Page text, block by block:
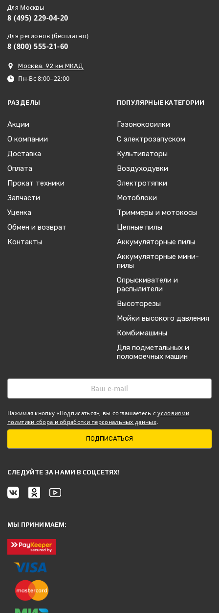
Для Москвы
8 (495) 229-04-20
Для регионов (бесплатно)
8 (800) 555-21-60
Москва. 92 км МКАД
Пн-Вс 8:00–22:00
РАЗДЕЛЫ
Акции
О компании
Доставка
Оплата
Прокат техники
Запчасти
Уценка
Обмен и возврат
Контакты
ПОПУЛЯРНЫЕ КАТЕГОРИИ
Газонокосилки
С электрозапуском
Культиваторы
Воздуходувки
Электротяпки
Мотоблоки
Триммеры и мотокосы
Цепные пилы
Аккумуляторные пилы
Аккумуляторные мини-
пилы
Опрыскиватели и
распылители
Высоторезы
Мойки высокого давления
Комбимашины
Для подметальных и
поломоечных машин
Нажимая кнопку «Подписаться», вы соглашаетесь сусловиями
политики сбора и обработки персональных данных.
ПОДПИСАТЬСЯ
CЛЕДУЙТЕ ЗА НАМИ В СОЦСЕТЯХ!
МЫ ПРИНИМАЕМ: